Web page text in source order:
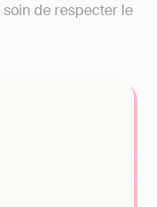
de respecter le